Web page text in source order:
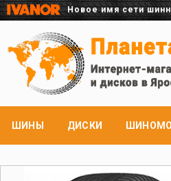
Новое имя сети
ШИНЫ ДИСКИ